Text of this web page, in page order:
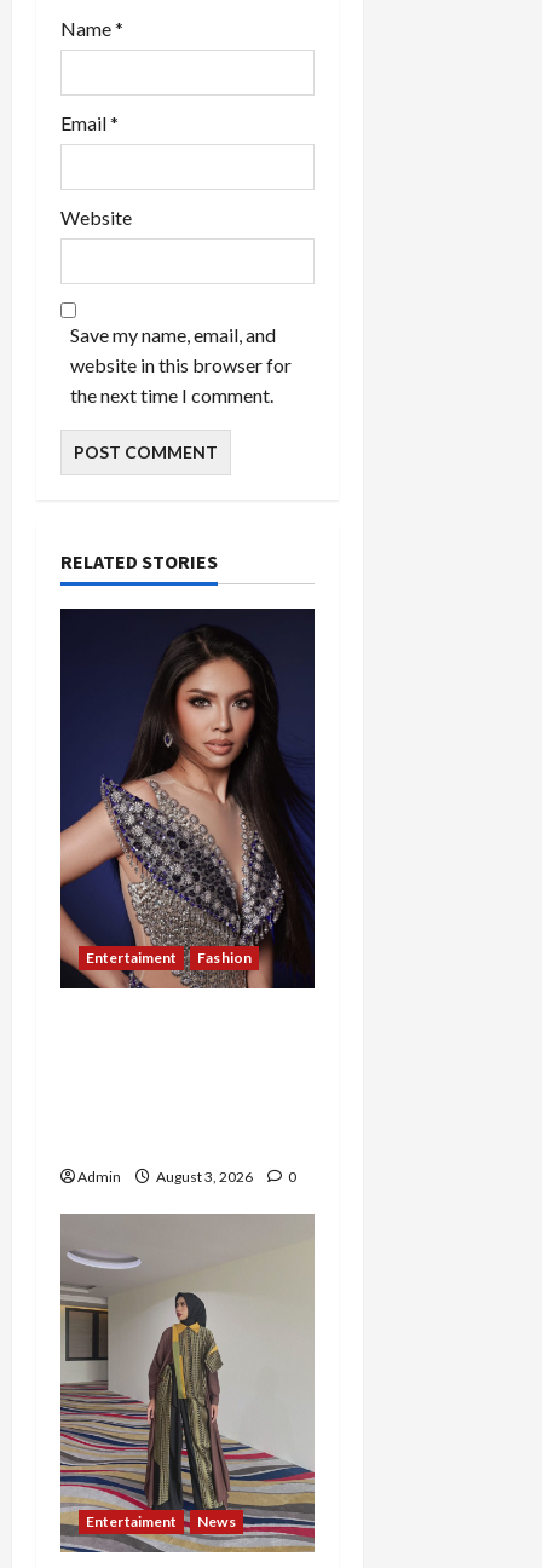
Name*
Email*
Website
Save my name, email, and
website in this browser for
the next time I comment.
RELATED STORIES
Entertaiment Fashion
Admin August 3, 2026 0
Entertaiment News